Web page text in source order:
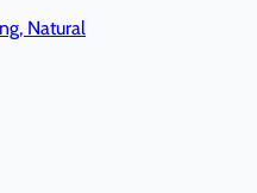
Natural